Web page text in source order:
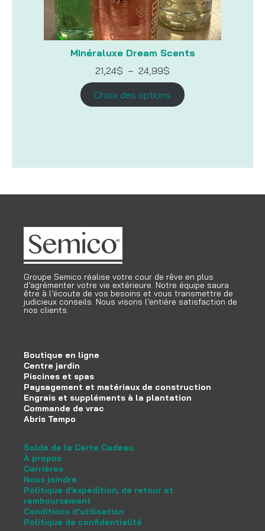
Minéraluxe Dream Scents
21,24$ – 24,99$
prix :
21,24$
à
Choix des options
Groupe Semico réalise votre cour de rêve en plus
d’agrémenter votre vie extérieure. Notre équipe saura
être à l’écoute de vos besoins et vous transmettre de
judicieux conseils. Nous visons l’entière satisfaction de
nos clients.
Boutique en ligne
Centre jardin
Piscines et spas
Paysagement et matériaux de construction
Engrais et suppléments à la plantation
Commande de vrac
Abris Tempo
Solde de la Carte Cadeau
À propos
Carrières
Nous joindre
Politique d’expédition, de retour et
remboursement
Conditions d’utilisation
Politique de confidentialité